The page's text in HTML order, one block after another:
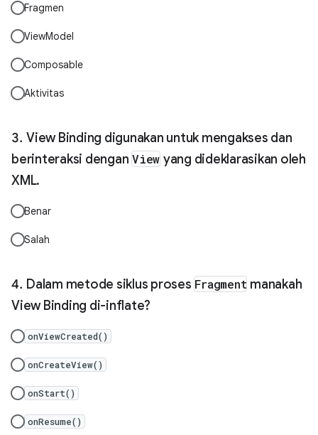
Fragmen
ViewModel
Composable
Aktivitas
View Binding digunakan untuk mengakses dan
berinteraksi dengan View yang dideklarasikan oleh
XML.
Benar
Salah
Dalam metode siklus proses Fragment manakah
View Binding di-inflate?
onViewCreated()
onCreateView()
onStart()
onResume()